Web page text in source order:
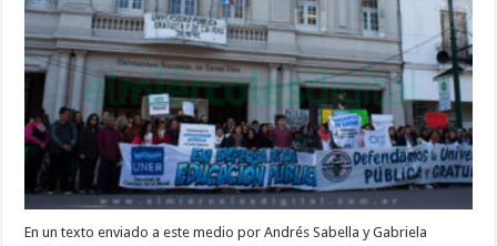
En un texto enviado a este medio por Andrés Sabella y Gabriela